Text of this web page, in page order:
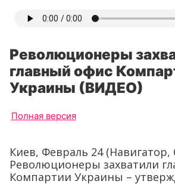
Революционеры
главный офис
Украины (ВИДЕО)
Полная версия
Киев, Февраль 24 (Навигатор,
Революционеры захватили
Компартии Украины –